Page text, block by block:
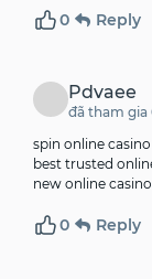
0 Reply
Pdvaee
đã tham gia
spin online
best trusted
new online casino
0 Reply